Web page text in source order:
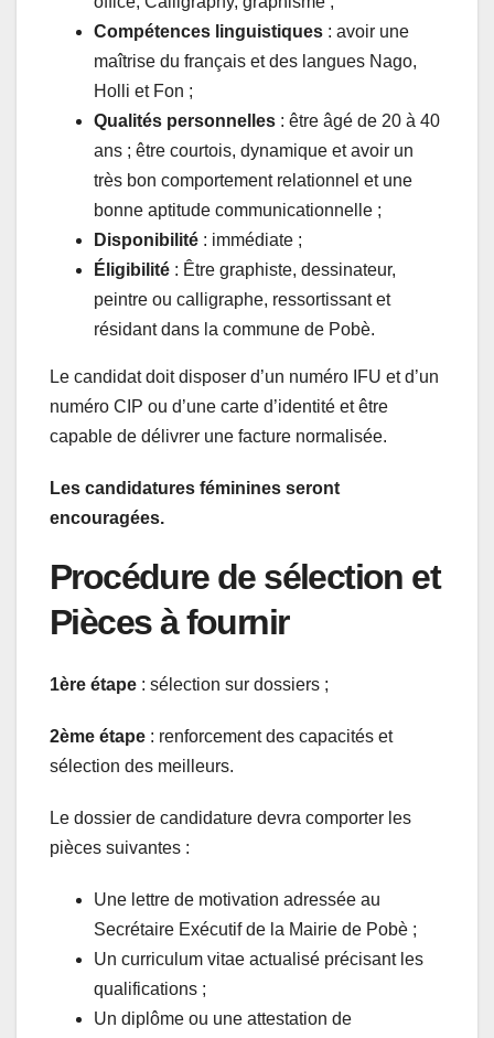
Compétences linguistiques : avoir une
maîtrise du français et des langues Nago,
Holli et Fon ;
Qualités personnelles : être âgé de 20 à 40
ans ; être courtois, dynamique et avoir un
très bon comportement relationnel et une
bonne aptitude communicationnelle ;
Disponibilité : immédiate ;
Éligibilité : Être graphiste, dessinateur,
peintre ou calligraphe, ressortissant et
résidant dans la commune de Pobè.
Le candidat doit disposer d’un numéro IFU et d’un
numéro CIP ou d’une carte d’identité et être
capable de délivrer une facture normalisée.
Les candidatures féminines seront
encouragées.
Procédure de sélection et
Pièces à fournir
1ère étape : sélection sur dossiers ;
2ème étape : renforcement des capacités et
sélection des meilleurs.
Le dossier de candidature devra comporter les
pièces suivantes :
Une lettre de motivation adressée au
Secrétaire Exécutif de la Mairie de Pobè ;
Un curriculum vitae actualisé précisant les
qualifications ;
Un diplôme ou une attestation de